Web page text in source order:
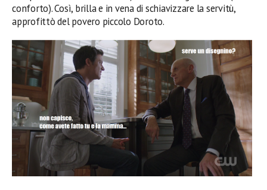
conforto). Così, brilla e in vena di schiavizzare la servitù,
approfittò del povero piccolo Doroto.